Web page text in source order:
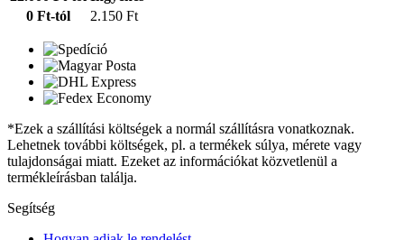
0 Ft-tól
2.150 Ft
*Ezek a szállítási költségek a normál szállításra vonatkoznak.
Lehetnek további költségek, pl. a termékek súlya, mérete vagy
tulajdonságai miatt. Ezeket az információkat közvetlenül a
termékleírásban találja.
Segítség